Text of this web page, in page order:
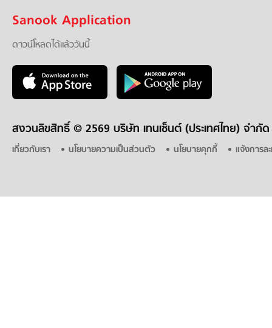
Sanook Application
ดาวน์โหลดได้แล้ววันนี้
สงวนลิขสิทธิ์ © 2569 บริษัท เทนเซ็นต์ (ประเทศไทย) จำกัด
เกี่ยวกับเรา นโยบายความเป็นส่วนตัว นโยบายคุกกี้ แจ้งการล